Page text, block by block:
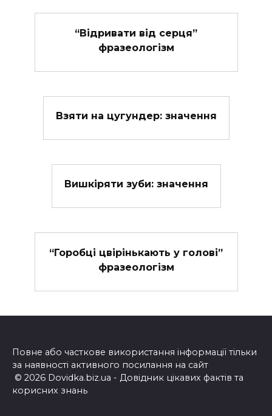
“Відривати від серця”
фразеологізм
Взяти на цугундер: значення
Вишкіряти зуби: значення
“Горобці цвірінькають у голові”
фразеологізм
Повне або часткове використання інформації тільки
за наявності активного посилання на сайт
© 2026 Dovidka.biz.ua - Довідник цікавих фактів та
корисних знань